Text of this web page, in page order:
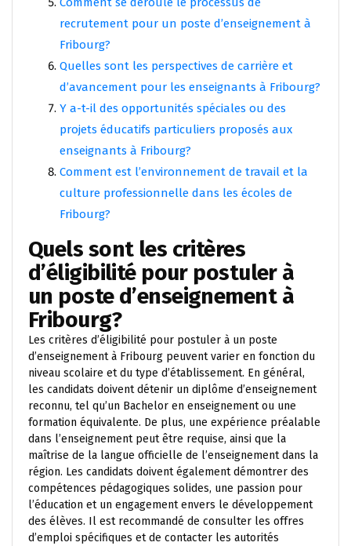
recrutement pour un poste d’enseignement à
Fribourg?
Quelles sont les perspectives de carrière et
d’avancement pour les enseignants à Fribourg?
Y a-t-il des opportunités spéciales ou des
projets éducatifs particuliers proposés aux
enseignants à Fribourg?
Comment est l’environnement de travail et la
culture professionnelle dans les écoles de
Fribourg?
Quels sont les critères
d’éligibilité pour postuler à
un poste d’enseignement à
Fribourg?
Les critères d’éligibilité pour postuler à un poste
d’enseignement à Fribourg peuvent varier en fonction du
niveau scolaire et du type d’établissement. En général,
les candidats doivent détenir un diplôme d’enseignement
reconnu, tel qu’un Bachelor en enseignement ou une
formation équivalente. De plus, une expérience préalable
dans l’enseignement peut être requise, ainsi que la
maîtrise de la langue officielle de l’enseignement dans la
région. Les candidats doivent également démontrer des
compétences pédagogiques solides, une passion pour
l’éducation et un engagement envers le développement
des élèves. Il est recommandé de consulter les offres
d’emploi spécifiques et de contacter les autorités